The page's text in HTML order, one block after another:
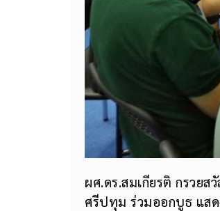
ผศ.ดร.สมเกียรติ กรวย
ศรีปทุม ร่วมออกบูธ แสด